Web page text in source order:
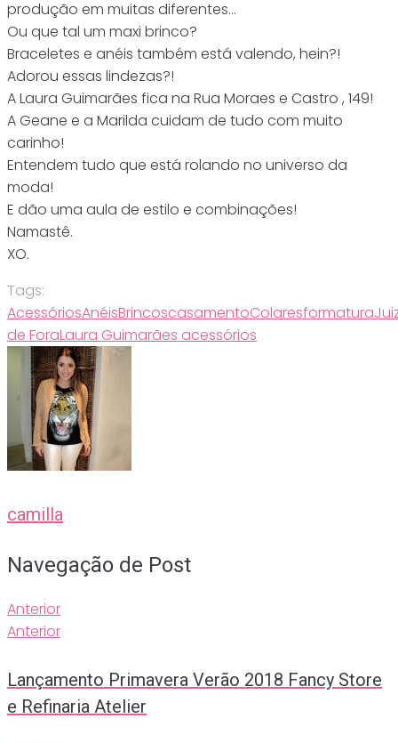
produção em muitas diferentes…
Ou que tal um maxi brinco?
Braceletes e anéis também está valendo, hein?!
Adorou essas lindezas?!
A Laura Guimarães fica na Rua Moraes e Castro , 149!
A Geane e a Marilda cuidam de tudo com muito
carinho!
Entendem tudo que está rolando no universo da
moda!
E dão uma aula de estilo e combinações!
Namastê.
XO.
Tags:
AcessóriosAnéisBrincoscasamentoColaresformatura
de ForaLaura Guimarães acessórios
camilla
Navegação de Post
Anterior
Anterior
Lançamento Primavera Verão 2018 Fancy Store
e Refinaria Atelier